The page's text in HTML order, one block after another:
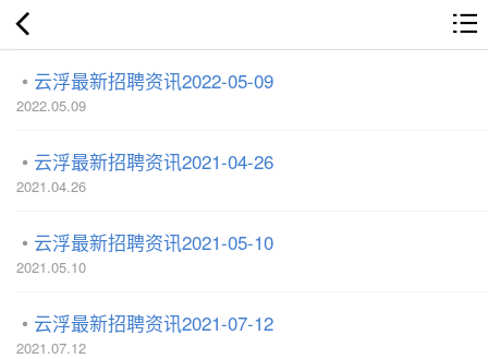
云浮最新招聘资讯2022-05-09
2022.05.09
云浮最新招聘资讯2021-04-26
2021.04.26
云浮最新招聘资讯2021-05-10
2021.05.10
云浮最新招聘资讯2021-07-12
2021.07.12